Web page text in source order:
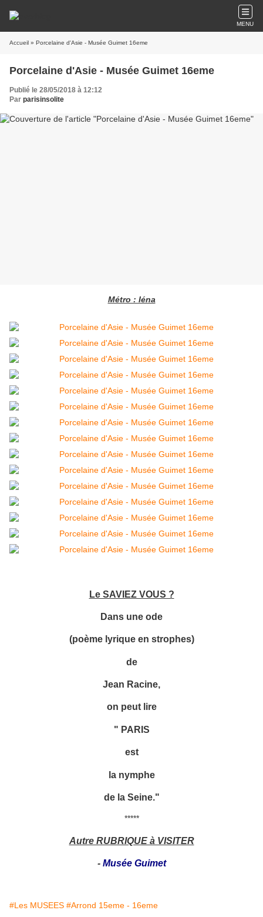
MENU
Accueil » Porcelaine d'Asie - Musée Guimet 16eme
Porcelaine d'Asie - Musée Guimet 16eme
Publié le 28/05/2018 à 12:12
Par parisinsolite
Métro : Iéna
Le SAVIEZ VOUS ?
Dans une ode
(poème lyrique en strophes)
de
Jean Racine,
on peut lire
" PARIS
est
la nymphe
de la Seine."
*****
Autre RUBRIQUE à VISITER
-Musée Guimet
#Les MUSEES #Arrond 15eme - 16eme